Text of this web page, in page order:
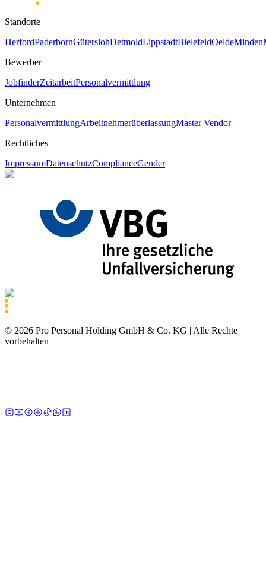
Standorte
HerfordPaderbornGüterslohDetmoldLippstadtBielefeldOeldeMinden
Bewerber
JobfinderZeitarbeitPersonalvermittlung
Unternehmen
PersonalvermittlungArbeitnehmerüberlassungMaster Vendor
Rechtliches
ImpressumDatenschutzComplianceGender
© 2026 Pro Personal Holding GmbH & Co. KG | Alle Rechte
vorbehalten